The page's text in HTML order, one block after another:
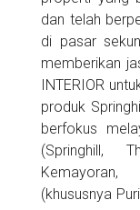
dan telah
di pasar
memberikan
INTERIOR
produk
berfokus
(Springhill,
(khususnya